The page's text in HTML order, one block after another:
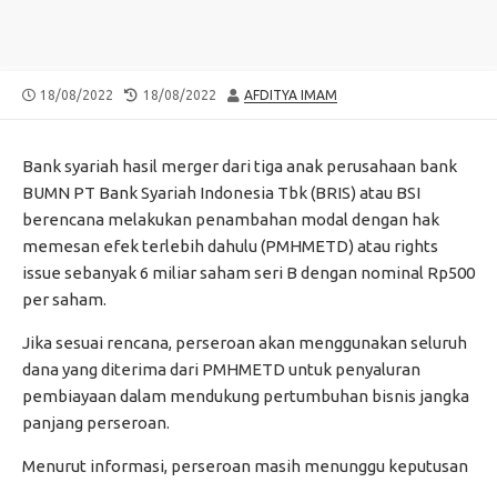
PUBLISHED
18/08/2022
LAST
18/08/2022 AUTHOR
AFDITYA IMAM
Bank syariah hasil merger dari tiga anak perusahaan bank
BUMN PT Bank Syariah Indonesia Tbk (BRIS) atau BSI
berencana melakukan penambahan modal dengan hak
memesan efek terlebih dahulu (PMHMETD) atau rights
issue sebanyak 6 miliar saham seri B dengan nominal Rp500
per saham.
Jika sesuai rencana, perseroan akan menggunakan seluruh
dana yang diterima dari PMHMETD untuk penyaluran
pembiayaan dalam mendukung pertumbuhan bisnis jangka
panjang perseroan.
Menurut informasi, perseroan masih menunggu keputusan